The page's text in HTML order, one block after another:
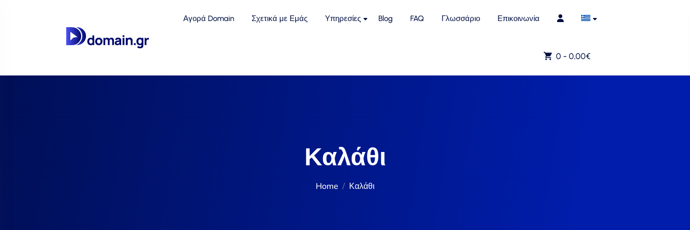
Αγορά Domain Σχετικά με Εμάς Υπηρεσίες Blog FAQ Γλωσσάριο Επικοινωνία
0 - 0,00€
Καλάθι
Home Καλάθι